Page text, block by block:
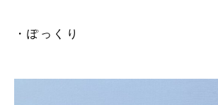
・ぽっくり